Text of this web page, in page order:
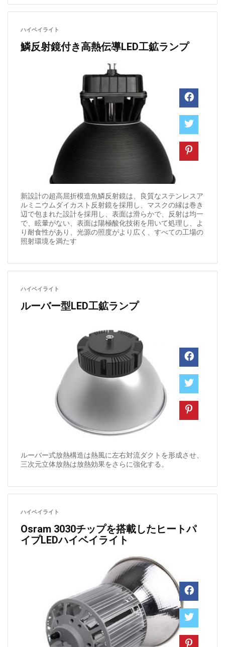
ハイベイライト
鱗反射鏡付き高熱伝導LED工鉱ランプ
新設計の超高屈折模造魚鱗反射鏡は、良質なステンレスア
ルミニウムダイカスト反射鏡を採用し、マスクの縁は巻き
辺で包まれた設計を採用し、表面は滑らかで、反射は均一
で、眩暈がない、表面は陽極酸化技術を用いて処理し、よ
り耐食性があり、光源の照度がより広く、すべての工場の
照射環境を満たす
ハイベイライト
ルーバー型LED工鉱ランプ
ルーバー式放熱構造は熱風に左右対流ダクトを形成させ、
三次元立体放熱は放熱効果をさらに強化する。
ハイベイライト
Osram 3030チップを搭載したヒートパ
イプLEDハイベイライト